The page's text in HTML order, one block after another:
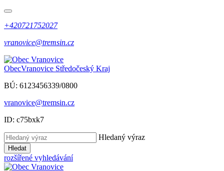
+420721752027
vranovice@tremsin.cz
ObecVranovice Středočeský Kraj
BÚ: 6123456339/0800
vranovice@tremsin.cz
ID: c75bxk7
Hledaný výraz
Hledat
rozšířené vyhledávání